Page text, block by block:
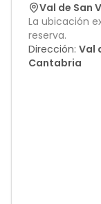
Val de San
La ubicación
reserva.
Dirección: Val
Cantabria